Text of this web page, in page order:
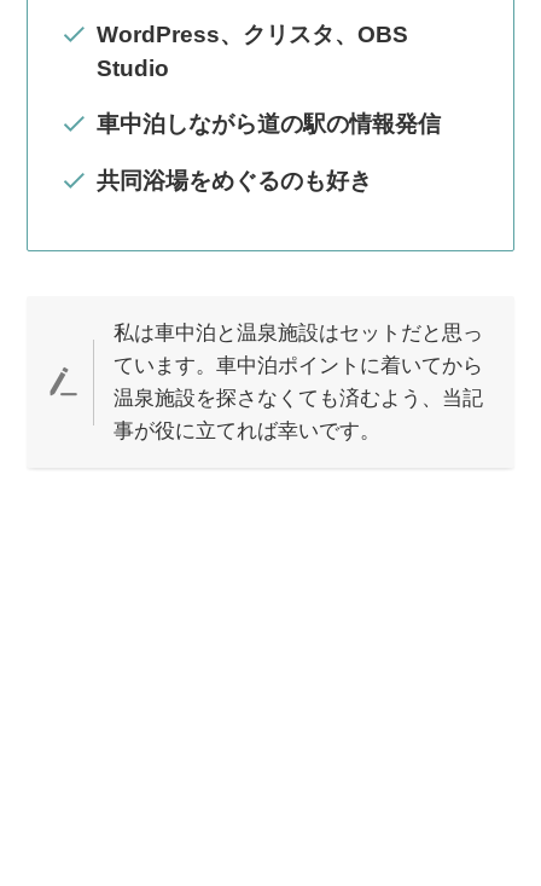
WordPress、クリスタ、OBS
Studio
車中泊しながら道の駅の情報発信
共同浴場をめぐるのも好き
私は車中泊と温泉施設はセットだと思っ
ています。車中泊ポイントに着いてから
温泉施設を探さなくても済むよう、当記
事が役に立てれば幸いです。